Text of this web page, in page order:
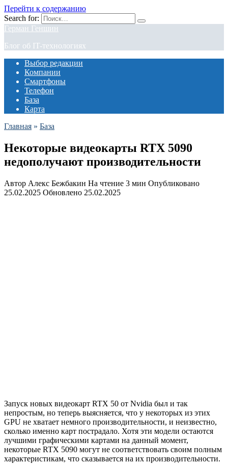
Перейти к содержанию
Search for:
Герман Геншин
Блог об IT-технологиях
Выбор редакции
Компании
Смартфоны
Телефон
База
Карта
Главная » База
Некоторые видеокарты RTX 5090
недополучают производительности
Автор Алекс Бежбакин На чтение 3 мин Опубликовано
25.02.2025 Обновлено 25.02.2025
Запуск новых видеокарт RTX 50 от Nvidia был и так
непростым, но теперь выясняется, что у некоторых из этих
GPU не хватает немного производительности, и неизвестно,
сколько именно карт пострадало. Хотя эти модели остаются
лучшими графическими картами на данный момент,
некоторые RTX 5090 могут не соответствовать своим полным
характеристикам, что сказывается на их производительности.